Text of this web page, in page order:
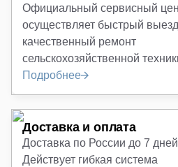
Официальный сервисный
осуществляет быстрый
качественный ремонт
сельскохозяйственной
Подробнее
Доставка и оплата
Доставка по России до 7 дней
Действует гибкая система